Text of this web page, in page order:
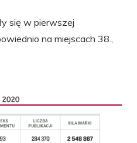
się w pierwszej
na miejscach 38.,